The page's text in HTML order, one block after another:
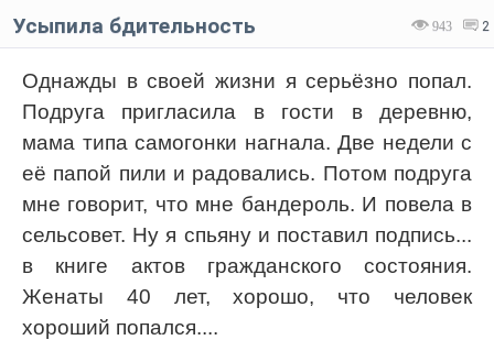
943 2
Усыпила бдительность
Однажды в своей жизни я серьёзно попал.
Подруга пригласила в гости в деревню,
мама типа самогонки нагнала. Две недели с
её папой пили и радовались. Потом подруга
мне говорит, что мне бандероль. И повела в
сельсовет. Ну я спьяну и поставил подпись...
в книге актов гражданского состояния.
Женаты 40 лет, хорошо, что человек
хороший попался....